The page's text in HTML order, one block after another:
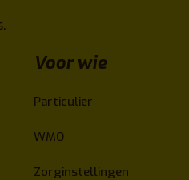
Voor wie
Particulier
WMO
Zorginstellingen